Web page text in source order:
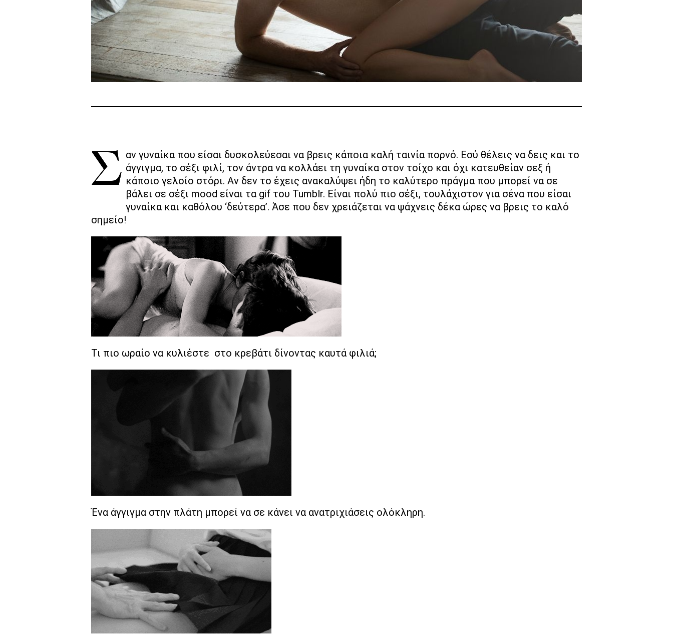
Σαν γυναίκα που είσαι δυσκολεύεσαι να βρεις κάποια καλή ταινία πορνό. Εσύ θέλεις να δεις και το άγγιγμα, το σέξι φιλί, τον άντρα να κολλάει τη γυναίκα στον τοίχο και όχι κατευθείαν σεξ ή
κάποιο γελοίο στόρι. Αν δεν το έχεις ανακαλύψει ήδη το καλύτερο πράγμα που μπορεί να σε
βάλει σε σέξι mood είναι τα gif του Tumblr. Είναι πολύ πιο σέξι, τουλάχιστον για σένα που είσαι
γυναίκα και καθόλου ‘δεύτερα’. Άσε που δεν χρειάζεται να ψάχνεις δέκα ώρες να βρεις το καλό
σημείο!
Τι πιο ωραίο να κυλιέστε στο κρεβάτι δίνοντας καυτά φιλιά;
Ένα άγγιγμα στην πλάτη μπορεί να σε κάνει να ανατριχιάσεις ολόκληρη.